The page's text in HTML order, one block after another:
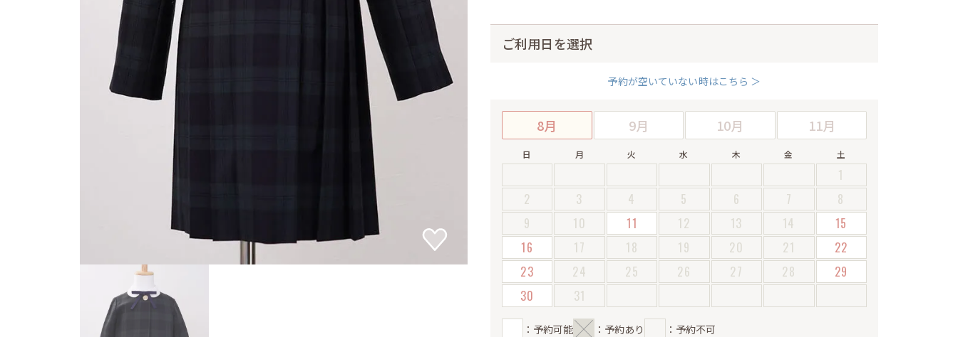
ご利用日を選択
予約が空いていない時はこちら ＞
8月 9月 10月 11月
日 月 火 水 木 金 土
1
2
3 4 5 6 7
8
9
10 11 12 13 14
15
16
17 18 19 20 21
22
23
24 25 26 27 28
29
30
31
：予約可能 ：予約あり ：予約不可